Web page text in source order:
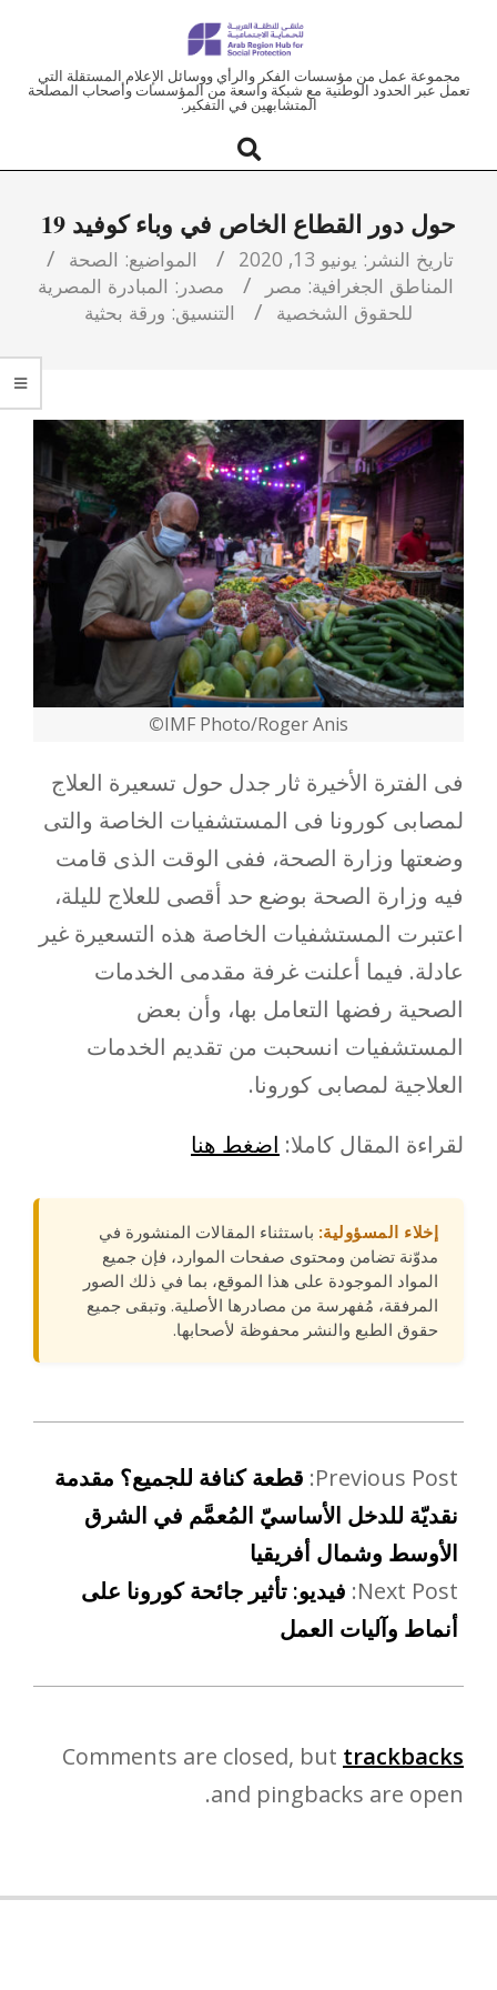
ملتقى
العربية
للحماية
الاجتماعية
مجموعة عمل من مؤسسات الفكر والرأي ووسائل الإعلام المستقلة التي
تعمل عبر الحدود الوطنية مع شبكة واسعة من المؤسسات وأصحاب المصلحة
المتشابهين في التفكير.
حول دور القطاع الخاص في وباء كوفيد 19
تاريخ النشر: يونيو 13, 2020 المواضيع: الصحة
المناطق الجغرافية: مصر مصدر: المبادرة المصرية
للحقوق الشخصية
التنسيق: ورقة بحثية
IMF Photo/Roger Anis
©
فى الفترة الأخيرة ثار جدل حول تسعيرة العلاج
لمصابى كورونا فى المستشفيات الخاصة والتى
وضعتها وزارة الصحة، ففى الوقت الذى قامت
فيه وزارة الصحة بوضع حد أقصى للعلاج لليلة،
اعتبرت المستشفيات الخاصة هذه التسعيرة غير
عادلة. فيما أعلنت غرفة مقدمى الخدمات
الصحية رفضها التعامل بها، وأن بعض
المستشفيات انسحبت من تقديم الخدمات
العلاجية لمصابى كورونا.
لقراءة المقال كاملا: اضغط هنا
إخلاء المسؤولية: باستثناء المقالات المنشورة في
مدوّنة تضامن ومحتوى صفحات الموارد، فإن جميع
المواد الموجودة على هذا الموقع، بما في ذلك الصور
المرفقة، مُفهرسة من مصادرها الأصلية. وتبقى جميع
حقوق الطبع والنشر محفوظة لأصحابها.
Previous Post: قطعة كنافة للجميع؟ مقدمة
نقديّة للدخل الأساسيّ المُعمَّم في الشرق
الأوسط وشمال أفريقيا
Next Post: فيديو: تأثير جائحة كورونا على
أنماط وآليات العمل
Comments are closed, but trackbacks
and pingbacks are open.